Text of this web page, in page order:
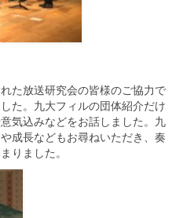
た放送研究会の皆様のご協力で
た。九大フィルの団体紹介だけ
気込みなどをお話しました。 九
成長などもお尋ねいただき、 奏
りました。